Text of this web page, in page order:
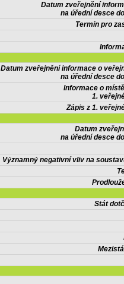
Datum zveřejnění
na úřední desce
Termín pro
Datum zveřejnění informace o
na úřední desce
Informace o
1.
Zápis z 1.
Datum
na úřední desce
Významný negativní vliv na
Stát